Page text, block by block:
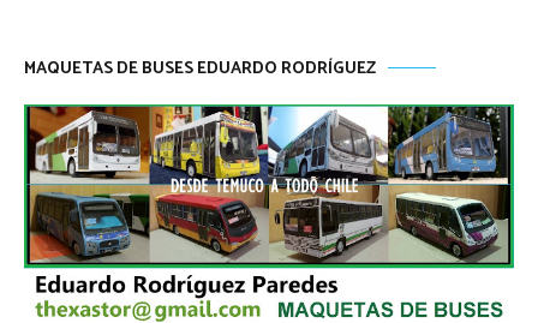
MAQUETAS DE BUSES EDUARDO RODRÍGUEZ